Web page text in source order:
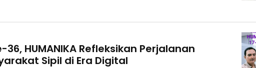
36, HUMANIKA Refleksikan Perjalanan
Sipil di Era Digital